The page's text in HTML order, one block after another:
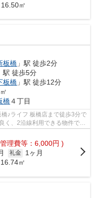
㎡
板橋 」駅 徒歩2分
駅 徒歩5分
板橋 」駅 徒歩12分
橋４丁目
♪ライフ 板橋店まで徒歩3分で
く、2沿線利用できる物件です
理費等：6,000円 )
礼金
1ヶ月
㎡